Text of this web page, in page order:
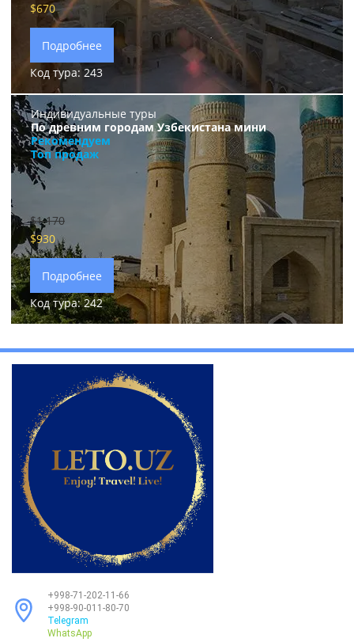
$670
Подробнее
Код тура: 243
Индивидуальные туры
По древним городам Узбекистана мини
Рекомендуем
Топ продаж
$1 170
$930
Подробнее
Код тура: 242
+998-71-202-11-66
+998-90-011-80-70
Telegram
WhatsApp